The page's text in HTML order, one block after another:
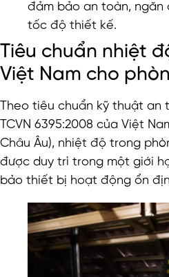
đảm bảo an toàn, ngăn
tốc độ thiết kế.
Tiêu chuẩn nhiệt
Việt Nam cho
Theo tiêu chuẩn kỹ thuật an
TCVN 6395:2008 của Việt
Châu Âu), nhiệt độ trong
được duy trì trong một giới
bảo thiết bị hoạt động ổn